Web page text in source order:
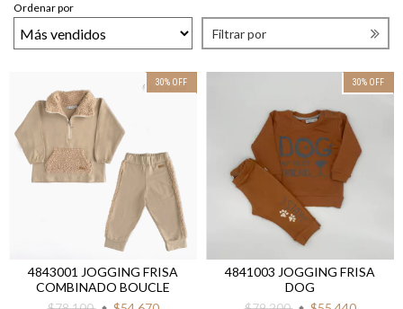
Ordenar por
Filtrar por
30% OFF
4843001 JOGGING FRISA
COMBINADO BOUCLE
30% OFF
4841003 JOGGING FRISA
DOG